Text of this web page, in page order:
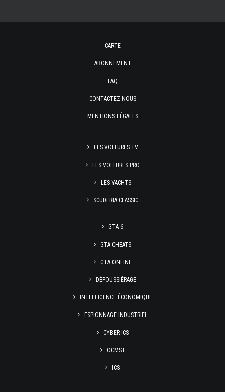
CARTE
ABONNEMENT
FAQ
CONTACTEZ-NOUS
MENTIONS LÉGALES
LES VOITURES TV
LES VOITURES PRO
LES YACHTS
SCUDERIA CLASSIC
GTA 6
GTA CHEATS
GTA ONLINE
DÉPOUSSIÉRAGE
INTELLIGENCE ÉCONOMIQUE
ESPIONNAGE INDUSTRIEL
CYBER ICS
OCMST
ICS